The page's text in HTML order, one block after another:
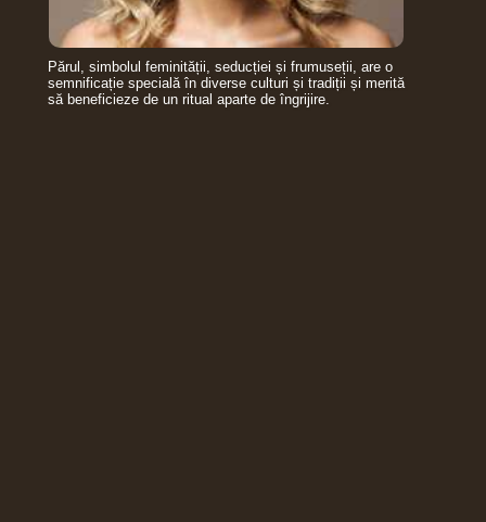
Părul, simbolul feminității, seducției și frumuseții, are o
semnificație specială în diverse culturi și tradiții și merită
să beneficieze de un ritual aparte de îngrijire.